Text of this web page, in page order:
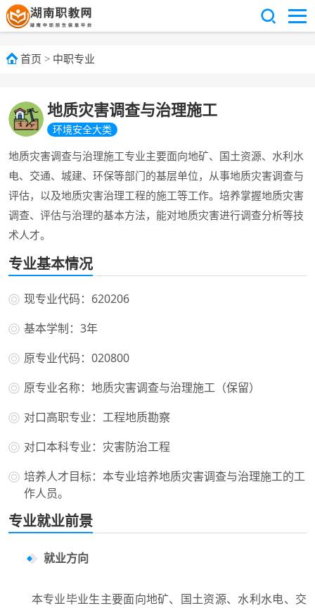
首页 > 中职专业
地质灾害调查与治理施工
环境安全大类
地质灾害调查与治理施工专业主要面向地矿、国土资源、水利水
电、交通、城建、环保等部门的基层单位，从事地质灾害调查与
评估，以及地质灾害治理工程的施工等工作。培养掌握地质灾害
调查、评估与治理的基本方法，能对地质灾害进行调查分析等技
术人才。
专业基本情况
现专业代码：620206
基本学制：3年
原专业代码：020800
原专业名称：地质灾害调查与治理施工（保留）
对口高职专业：工程地质勘察
对口本科专业：灾害防治工程
培养人才目标：本专业培养地质灾害调查与治理施工的工
作人员。
专业就业前景
就业方向
本专业毕业生主要面向地矿、国土资源、水利水电、交